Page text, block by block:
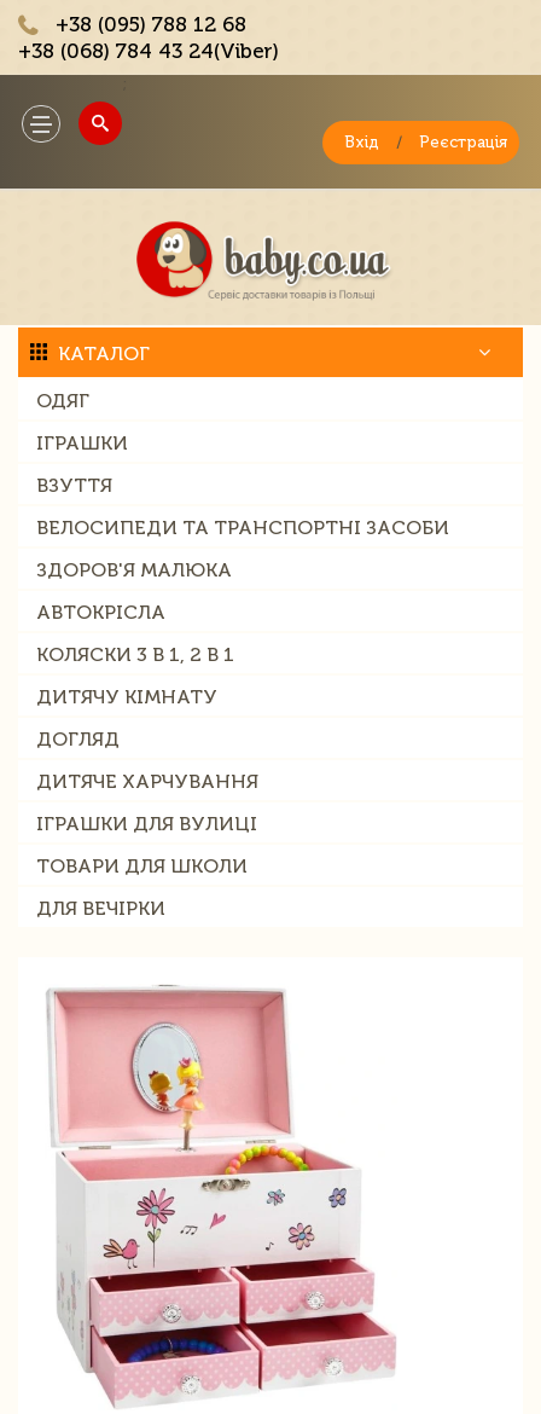
+38 (095) 788 12 68
+38 (068) 784 43 24(Viber)
Toggle
navigation
Вхід / Реєстрація
КАТАЛОГ
ОДЯГ
ІГРАШКИ
ВЗУТТЯ
ВЕЛОСИПЕДИ ТА ТРАНСПОРТНІ ЗАСОБИ
ЗДОРОВ'Я МАЛЮКА
АВТОКРІСЛА
КОЛЯСКИ 3 В 1, 2 В 1
ДИТЯЧУ КІМНАТУ
ДОГЛЯД
ДИТЯЧЕ ХАРЧУВАННЯ
ІГРАШКИ ДЛЯ ВУЛИЦІ
ТОВАРИ ДЛЯ ШКОЛИ
ДЛЯ ВЕЧІРКИ